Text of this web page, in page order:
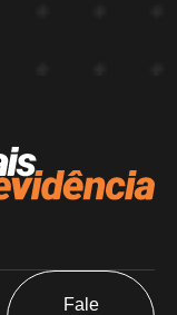
Fale